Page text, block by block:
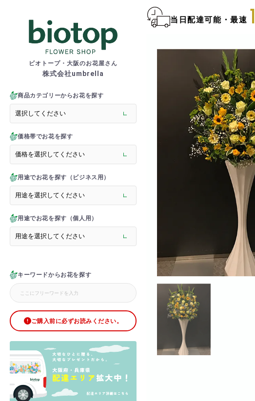
ビオトープ・大阪のお花屋さん
株式会社umbrella
商品カテゴリーからお花を探す
価格帯でお花を探す
用途でお花を探す（ビジネス用）
用途でお花を探す（個人用）
キーワードからお花を探す
ご購入前に必ずお読みください。
当日配達可能・最速 1
商品一覧カテゴリー
> フラワースタンド
> バルーンスタンド
> オーダーメイド
> フラワーアレンジメント
> バルーン＆ぬいぐるみアレンジメント
> アーティフィシャルグリッターローズ
> オフィスグリーン特集
> サプライズ装飾・ホテル装飾
> バルーン装飾
> シャンパンタワー
> シャボンフラワー
> ブリザードフラワー
> ボックスフラワー
> 金額調整オプション